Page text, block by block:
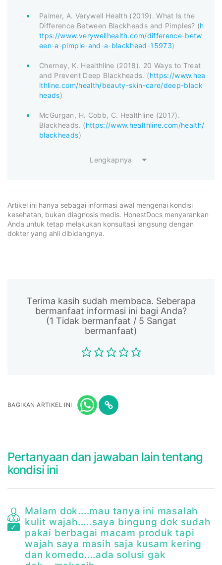
Palmer, A. Verywell Health (2019). What Is the
Difference Between Blackheads and Pimples? (h
ttps://www.verywellhealth.com/difference-betw
een-a-pimple-and-a-blackhead-15973)
Cherney, K. Healthline (2018). 20 Ways to Treat
and Prevent Deep Blackheads. (https://www.hea
lthline.com/health/beauty-skin-care/deep-black
heads)
McGurgan, H. Cobb, C. Healthline (2017).
Blackheads. (https://www.healthline.com/health/
blackheads)
Lengkapnya
Artikel ini hanya sebagai informasi awal mengenai kondisi
kesehatan, bukan diagnosis medis. HonestDocs menyarankan
Anda untuk tetap melakukan konsultasi langsung dengan
dokter yang ahli dibidangnya.
Terima kasih sudah membaca. Seberapa
bermanfaat informasi ini bagi Anda?
(1 Tidak bermanfaat / 5 Sangat
bermanfaat)
BAGIKAN ARTIKEL INI
Pertanyaan dan jawaban lain tentang
kondisi ini
Malam dok....mau tanya ini masalah
kulit wajah.....saya bingung dok sudah
pakai berbagai macam produk tapi
wajah saya masih saja kusam kering
dan komedo....ada solusi gak